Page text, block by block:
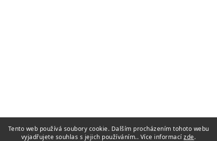
Tento web používá soubory cookie. Dalším procházením tohoto webu
vyjadřujete souhlas s jejich používáním.. Více informacízde.